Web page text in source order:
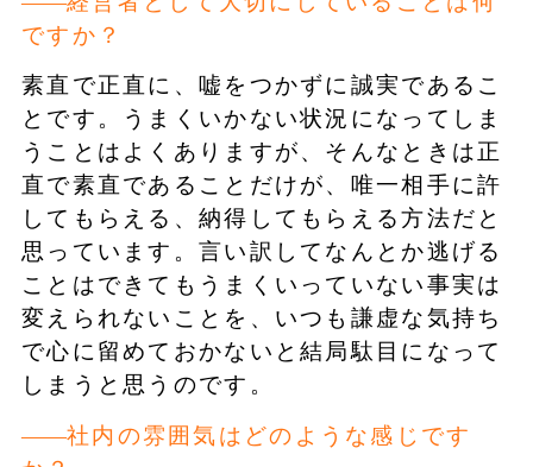
ですか？
素直で正直に、嘘をつかずに誠実であるこ
とです。うまくいかない状況になってしま
うことはよくありますが、そんなときは正
直で素直であることだけが、唯一相手に許
してもらえる、納得してもらえる方法だと
思っています。言い訳してなんとか逃げる
ことはできてもうまくいっていない事実は
変えられないことを、いつも謙虚な気持ち
で心に留めておかないと結局駄目になって
しまうと思うのです。
社内の雰囲気はどのような感じです